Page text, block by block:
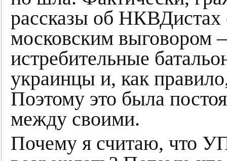
рассказы об НКВДистах
московским выговором
истребительные
украинцы и, как
Поэтому это была
между своими.
Почему я считаю, что